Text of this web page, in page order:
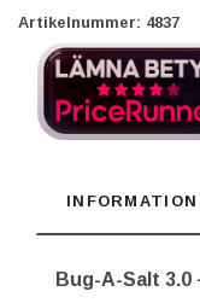
Artikelnummer: 4837
INFORMATION
Bug-A-Salt